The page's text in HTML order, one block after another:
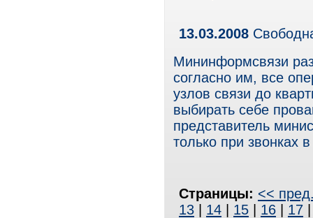
13.03.2008
Мининформсвязи
согласно им, все
узлов связи до
выбирать себе
представитель
только при звонках
Страницы: <<
13
14 15 16 17